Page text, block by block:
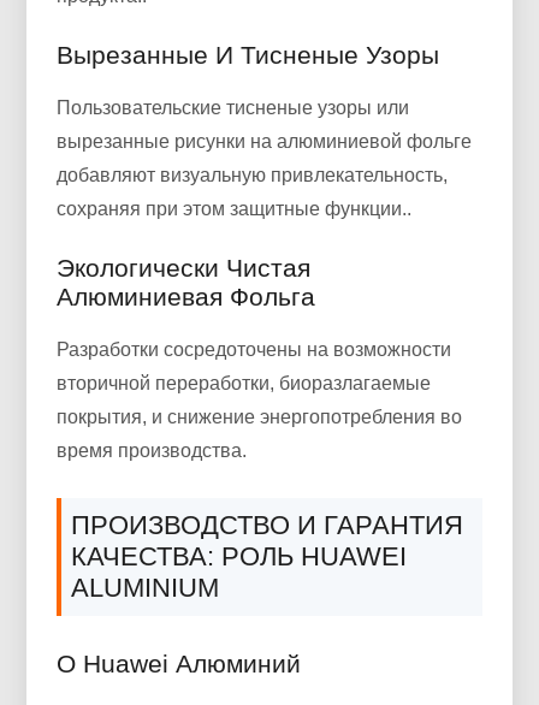
Вырезанные И Тисненые Узоры
Пользовательские тисненые узоры или
вырезанные рисунки на алюминиевой фольге
добавляют визуальную привлекательность,
сохраняя при этом защитные функции..
Экологически Чистая
Алюминиевая Фольга
Разработки сосредоточены на возможности
вторичной переработки, биоразлагаемые
покрытия, и снижение энергопотребления во
время производства.
ПРОИЗВОДСТВО И ГАРАНТИЯ
КАЧЕСТВА: РОЛЬ HUAWEI
ALUMINIUM
О Huawei Алюминий